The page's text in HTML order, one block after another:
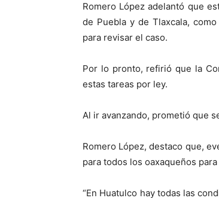
Romero López adelantó que
de Puebla y de Tlaxcala,
para revisar el caso.
Por lo pronto, refirió que la
estas tareas por ley.
Al ir avanzando, prometió que
Romero López, destaco que,
para todos los oaxaqueños
“En Huatulco hay todas las